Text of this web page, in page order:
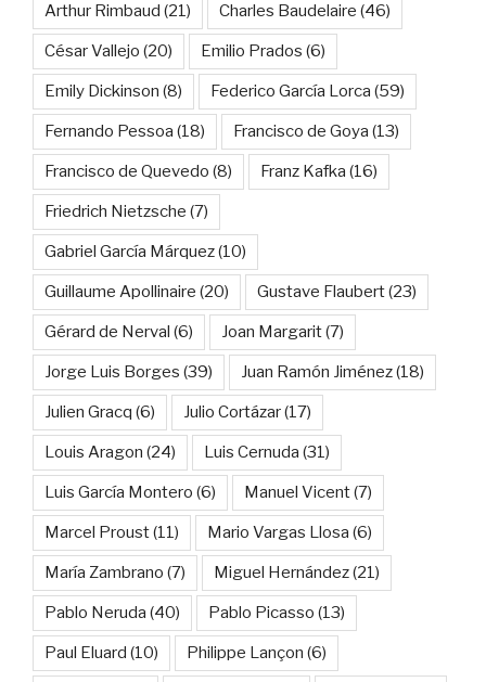
Arthur Rimbaud (21) Charles Baudelaire (46)
César Vallejo (20) Emilio Prados (6)
Emily Dickinson (8) Federico García Lorca (59)
Fernando Pessoa (18) Francisco de Goya (13)
Francisco de Quevedo (8) Franz Kafka (16)
Friedrich Nietzsche (7)
Gabriel García Márquez(10)
Guillaume Apollinaire (20) Gustave Flaubert(23)
Gérard de Nerval (6) Joan Margarit(7)
Jorge Luis Borges (39) Juan Ramón Jiménez(18)
Julien Gracq (6) Julio Cortázar(17)
Louis Aragon (24) Luis Cernuda (31)
Luis García Montero (6) Manuel Vicent(7)
Marcel Proust(11) Mario Vargas Llosa (6)
María Zambrano (7) Miguel Hernández(21)
Pablo Neruda (40) Pablo Picasso (13)
Paul Eluard (10) Philippe Lançon (6)